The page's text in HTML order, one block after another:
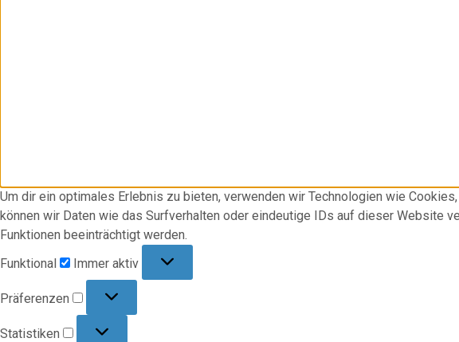
Um dir ein optimales Erlebnis zu bieten, verwenden wir Technologien wie
können wir Daten wie das Surfverhalten oder eindeutige IDs auf dieser Website
Funktionen beeinträchtigt werden.
Funktional
Immer aktiv
Präferenzen
Statistiken